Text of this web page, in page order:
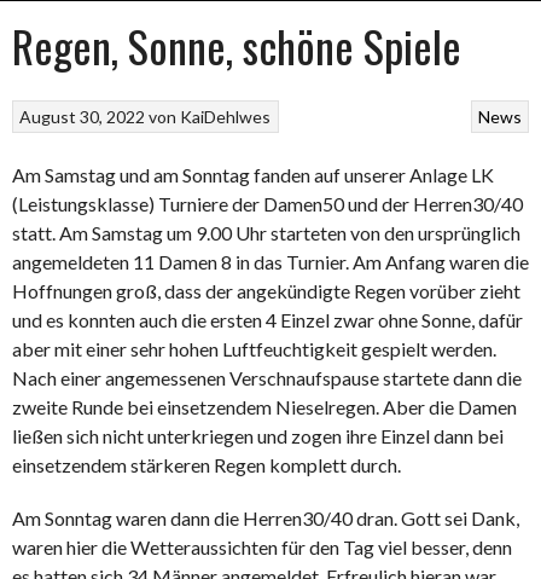
Regen, Sonne, schöne Spiele
News
August 30, 2022 von KaiDehlwes
Am Samstag und am Sonntag fanden auf unserer Anlage LK
(Leistungsklasse) Turniere der Damen50 und der Herren30/40
statt. Am Samstag um 9.00 Uhr starteten von den ursprünglich
angemeldeten 11 Damen 8 in das Turnier. Am Anfang waren die
Hoffnungen groß, dass der angekündigte Regen vorüber zieht
und es konnten auch die ersten 4 Einzel zwar ohne Sonne, dafür
aber mit einer sehr hohen Luftfeuchtigkeit gespielt werden.
Nach einer angemessenen Verschnaufspause startete dann die
zweite Runde bei einsetzendem Nieselregen. Aber die Damen
ließen sich nicht unterkriegen und zogen ihre Einzel dann bei
einsetzendem stärkeren Regen komplett durch.
Am Sonntag waren dann die Herren30/40 dran. Gott sei Dank,
waren hier die Wetteraussichten für den Tag viel besser, denn